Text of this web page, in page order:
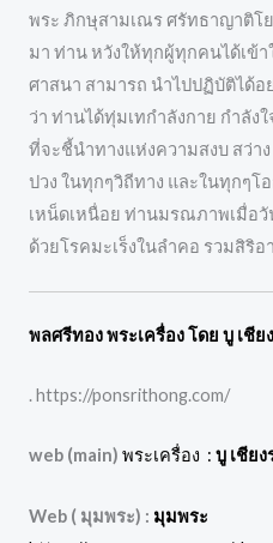
พระ ภิกษุสามเณร ศรัทธาญาติโ
มา ท่าน หวังให้ทุกผู้ทุกคนได้เข้
ศาสนา สามารถ นำไปปฏิบัติได้อ
ว่า ท่านได้ทุ่มเทกำลังกาย กำลัง
ที่จะชี้นำทางแห่งความสงบ สว่า
ปวง ในทุกๆวิถีทาง และในทุกๆโ
เหน็ดเหนื่อย ท่านมรณภาพเมื่อวั
ด้วยโรคมะเร็งในลำคอ รวมสิริอ
พลศรีทอง พระเครื่อง โดย บู เชีย
. https://ponsrithong.com/
web (main) พระเครื่อง : บู เชีย
Web ( มุมพระ) : มุมพระ